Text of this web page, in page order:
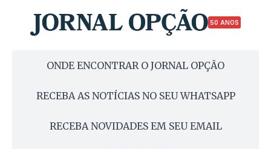
50 ANOS
ONDE ENCONTRAR O JORNAL OPÇÃO
RECEBA AS NOTÍCIAS NO SEU WHATSAPP
RECEBA NOVIDADES EM SEU EMAIL